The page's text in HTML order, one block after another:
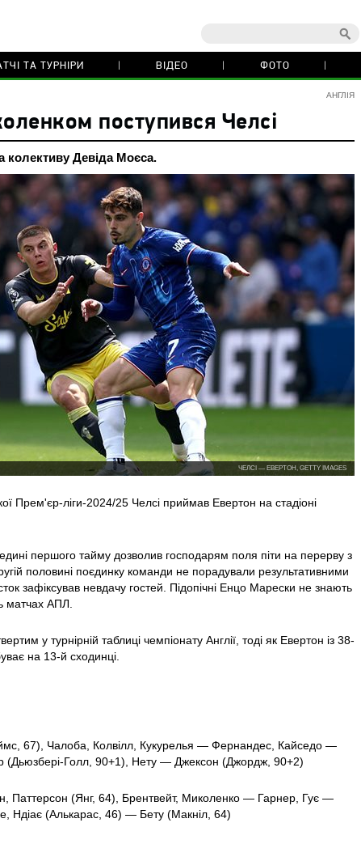
ТА ТУРНІРИ ВІДЕО ФОТО
АНГЛІЯ
поступився Челсі
колективу Девіда Моєса.
ЧЕЛСІ — ЕВЕРТОН, GETTY IMAGES
Прем'єр-ліги-2024/25 Челсі приймав Евертон на стадіоні
першого тайму дозволив господарям поля піти на перерву з
половині поєдинку команди не порадували результативними
зафіксував невдачу гостей. Підопічні Енцо Марески не знають
матчах АПЛ.
у турнірній таблиці чемпіонату Англії, тоді як Евертон із 38-
на 13-й сходинці.
67), Чалоба, Колвілл, Кукурелья — Фернандес, Кайседо —
Голл, 90+1), Нету — Джексон (Джордж, 90+2)
Паттерсон (Янг, 64), Брентвейт, Миколенко — Гарнер, Гує —
Ндіає (Алькарас, 46) — Бету (Макніл, 64)